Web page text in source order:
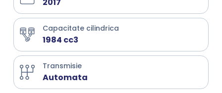
2017
Capacitate cilindrica
1984 cc3
Transmisie
Automata